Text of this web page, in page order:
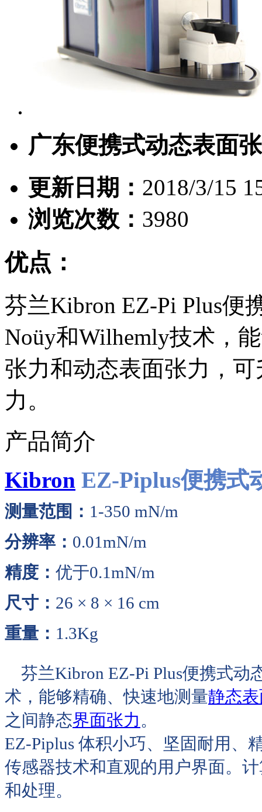
广东便携式动态表面
更新日期： 2018/3/15
浏览次数： 3980
优点：
芬兰Kibron EZ-Pi Plus便
Noüy和Wilhemly技术，
张力和动态表面张力，
力。
产品简介
Kibron EZ-Piplus便携式
测量范围： 1-350 mN/m
分辨率： 0.01mN/m
精度： 优于0.1mN/m
尺寸： 26 × 8 × 16 cm
重量： 1.3Kg
芬兰Kibron EZ-Pi Plus便携式动
术，能够精确、快速地测量静态
之间静态界面张力 。
EZ-Piplus 体积小巧、坚固耐用、
传感器技术和直观的用户界面。
和处理。